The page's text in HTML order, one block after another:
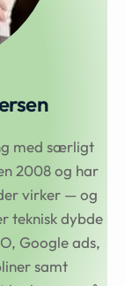
med særligt
2008 og har
virker — og
teknisk dybde
Google ads,
samt